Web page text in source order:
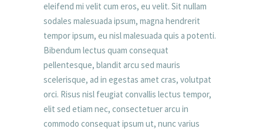
eleifend mi velit cum eros, eu velit. Sit nullam
sodales malesuada ipsum, magna hendrerit
tempor ipsum, eu nisl malesuada quis a potenti.
Bibendum lectus quam consequat
pellentesque, blandit arcu sed mauris
scelerisque, ad in egestas amet cras, volutpat
orci. Risus nisl feugiat convallis lectus tempor,
elit sed etiam nec, consectetuer arcu in
commodo consequat ipsum ut, nunc varius